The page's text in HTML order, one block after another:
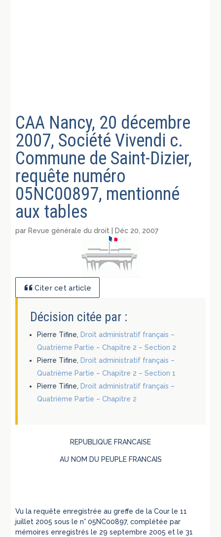
CAA Nancy, 20 décembre
2007, Société Vivendi c.
Commune de Saint-Dizier,
requête numéro
05NC00897, mentionné
aux tables
par Revue générale du droit Déc 20, 2007
Citer cet article
Décision citée par :
Pierre Tifine, Droit administratif français –
Quatrième Partie – Chapitre 2 – Section 2
Pierre Tifine, Droit administratif français –
Quatrième Partie – Chapitre 2 – Section 1
Pierre Tifine, Droit administratif français –
Quatrième Partie – Chapitre 2
REPUBLIQUE FRANCAISE
AU NOM DU PEUPLE FRANCAIS
Vu la requête enregistrée au greffe de la Cour le 11
juillet 2005 sous le n° 05NC00897, complétée par
mémoires enregistrés le 29 septembre 2005 et le 31